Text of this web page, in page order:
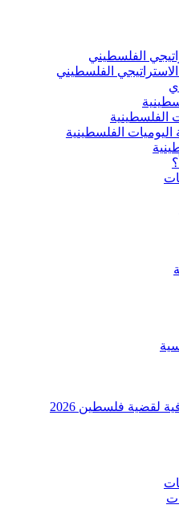
الفلسطيني
الفلسطيني
الفلسطينية
الفلسطينية
لقضية فلسطين 2026